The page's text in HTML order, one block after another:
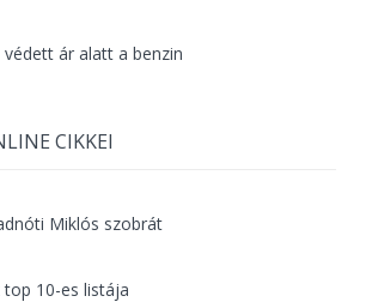
ár alatt a benzin
CIKKEI
Miklós szobrát
10-es listája